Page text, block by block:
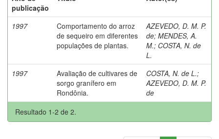
publicação
1997
Comportamento do arroz
de sequeiro em diferentes
populações de plantas.
AZEVEDO, D. M. P.
de; MENDES, A.
M.; COSTA, N. de
L.
1997
Avaliação de cultivares de
sorgo granífero em
Rondônia.
COSTA, N. de L.;
AZEVEDO, D. M. P.
de
Resultado 1-2 de 2.